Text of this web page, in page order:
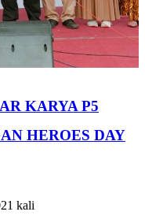
KARYA P5
HEROES DAY
kali